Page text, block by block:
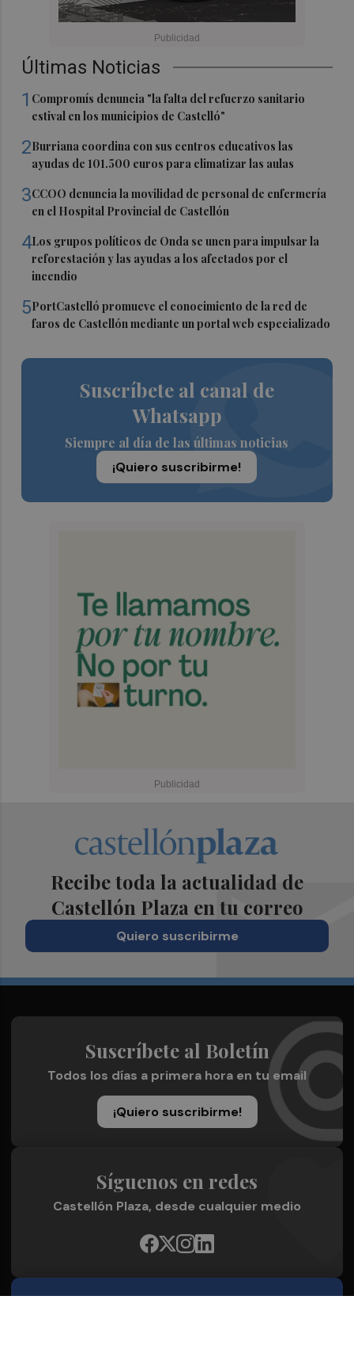
Últimas Noticias
1 Compromís denuncia "la falta del refuerzo sanitario
estival en los municipios de Castelló"
2Burriana coordina con sus centros educativos las
ayudas de 101.500 euros para climatizar las aulas
3CCOO denuncia la movilidad de personal de enfermería
en el Hospital Provincial de Castellón
4Los grupos políticos de Onda se unen para impulsar la
reforestación y las ayudas a los afectados por el
incendio
5PortCastelló promueve el conocimiento de la red de
faros de Castellón mediante un portal web especializado
Suscríbete al canal de
Whatsapp
Siempre al día de las últimas noticias
¡Quiero suscribirme!
Recibe toda la actualidad de
Castellón Plaza en tu correo
Quiero suscribirme
Suscríbete al Boletín
Todos los días a primera hora en tu email
¡Quiero suscribirme!
Síguenos en redes
Castellón Plaza, desde cualquier medio